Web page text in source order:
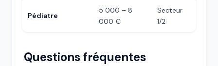
Pédiatre
5 000 – 8
000 €
Secteur
1/2
Questions fréquentes